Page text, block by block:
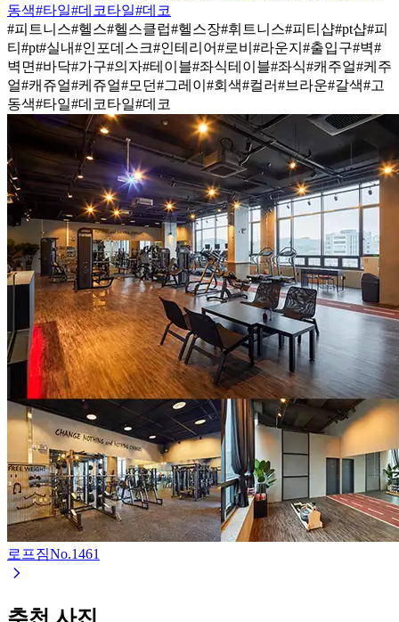
동색#타일#데코타일#데코
#피트니스#헬스#헬스클럽#헬스장#휘트니스#피티샵#pt샵#피
티 #pt#실내#인포데스크#인테리어#로비 #라운지 #출입구#벽#
벽면#바닥#가구#의자#테이블#좌식테이블#좌식#캐주얼#케주
얼#캐쥬얼#케쥬얼#모던#그레이 #회색#컬러#브라운#갈색#고
동색#타일#데코타일#데코
로프짐No.1461
추천 사진